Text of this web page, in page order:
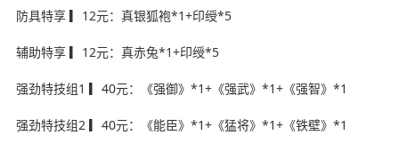
防具特享 ▎12元：真银狐袍*1+印绶*5
辅助特享 ▎12元：真赤兔*1+印绶*5
强劲特技组1 ▎40元：《强御》*1+《强武》*1+《强智》*1
强劲特技组2 ▎40元：《能臣》*1+《猛将》*1+《铁壁》*1